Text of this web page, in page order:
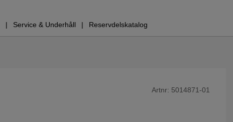
Service & Underhåll Reservdelskatalog
Artnr: 5014871-01